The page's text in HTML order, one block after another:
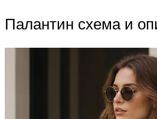
Палантин схема и